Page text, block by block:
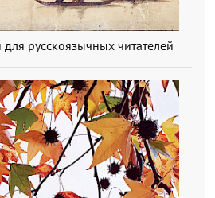
русскоязычных читателей